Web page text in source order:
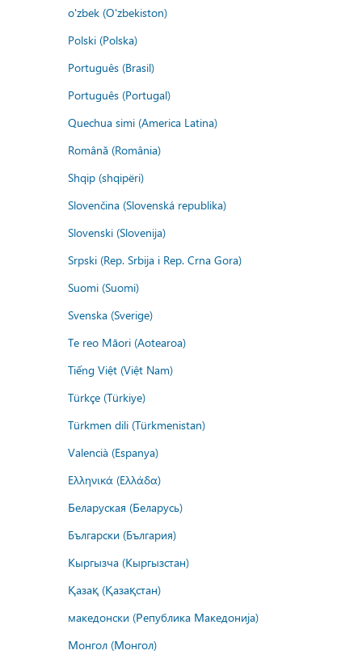
o'zbek (O'zbekiston)
Polski (Polska)
Português (Brasil)
Português (Portugal)
Quechua simi (America Latina)
Română (România)
Shqip (shqipëri)
Slovenčina (Slovenská republika)
Slovenski (Slovenija)
Srpski (Rep. Srbija i Rep. Crna Gora)
Suomi (Suomi)
Svenska (Sverige)
Te reo Māori (Aotearoa)
Tiếng Việt (Việt Nam)
Türkçe (Türkiye)
Türkmen dili (Türkmenistan)
Valencià (Espanya)
Ελληνικά (Ελλάδα)
Беларуская (Беларусь)
Български (България)
Кыргызча (Кыргызстан)
Қазақ (Қазақстан)
македонски (Република Македонија)
Монгол (Монгол)